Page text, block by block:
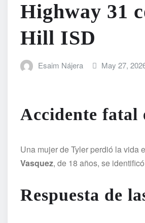
Highway 31
Hill ISD
Esaim Nájera May 27,
Accidente fatal
Una mujer de Tyler perdió la vida
Vasquez, de 18 años, se
Respuesta de